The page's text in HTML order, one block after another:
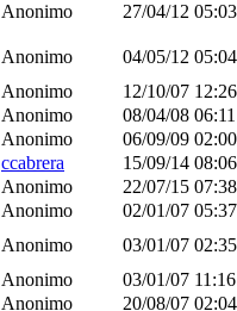
Anonimo 27/04/12
Anonimo 04/05/12
Anonimo 12/10/07
Anonimo 08/04/08
Anonimo 06/09/09
ccabrera 15/09/14
Anonimo 22/07/15
Anonimo 02/01/07
Anonimo 03/01/07
Anonimo 03/01/07
Anonimo 20/08/07